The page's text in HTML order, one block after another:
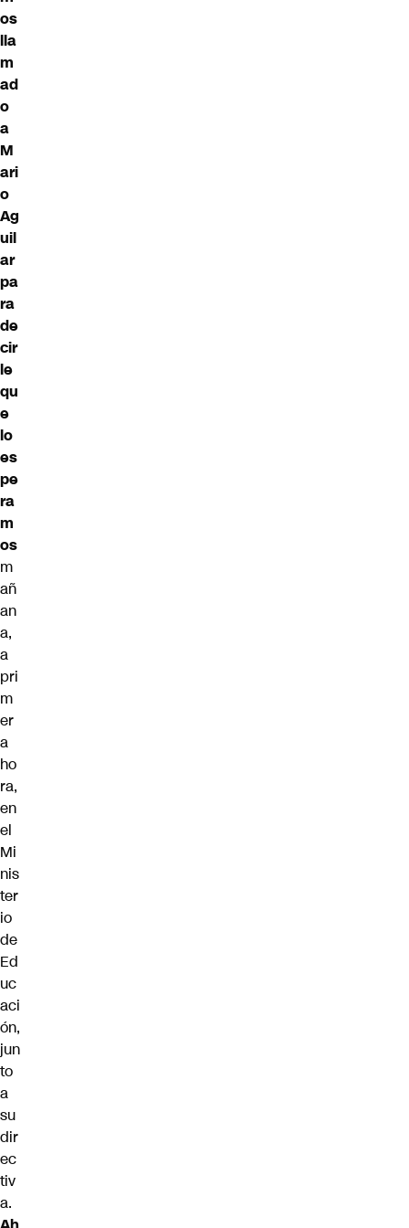
os
lla
m
ad
o
a
M
ari
o
Ag
uil
ar
pa
ra
de
cir
le
qu
e
lo
es
pe
ra
m
os
m
añ
an
a,
a
pri
m
er
a
ho
ra,
en
el
Mi
nis
ter
io
de
Ed
uc
aci
ón,
jun
to
a
su
dir
ec
tiv
a.